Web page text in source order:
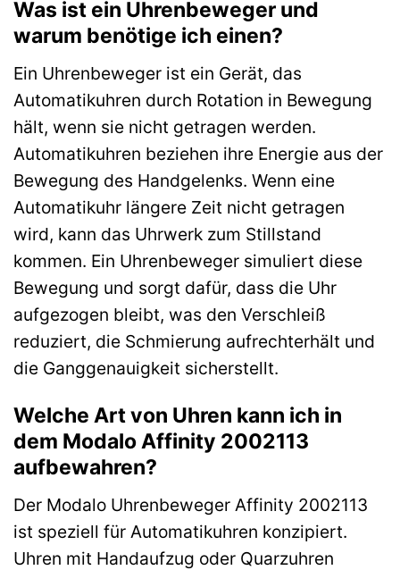
Was ist ein Uhrenbeweger und
warum benötige ich einen?
Ein Uhrenbeweger ist ein Gerät, das
Automatikuhren durch Rotation in Bewegung
hält, wenn sie nicht getragen werden.
Automatikuhren beziehen ihre Energie aus der
Bewegung des Handgelenks. Wenn eine
Automatikuhr längere Zeit nicht getragen
wird, kann das Uhrwerk zum Stillstand
kommen. Ein Uhrenbeweger simuliert diese
Bewegung und sorgt dafür, dass die Uhr
aufgezogen bleibt, was den Verschleiß
reduziert, die Schmierung aufrechterhält und
die Ganggenauigkeit sicherstellt.
Welche Art von Uhren kann ich in
dem Modalo Affinity 2002113
aufbewahren?
Der Modalo Uhrenbeweger Affinity 2002113
ist speziell für Automatikuhren konzipiert.
Uhren mit Handaufzug oder Quarzuhren